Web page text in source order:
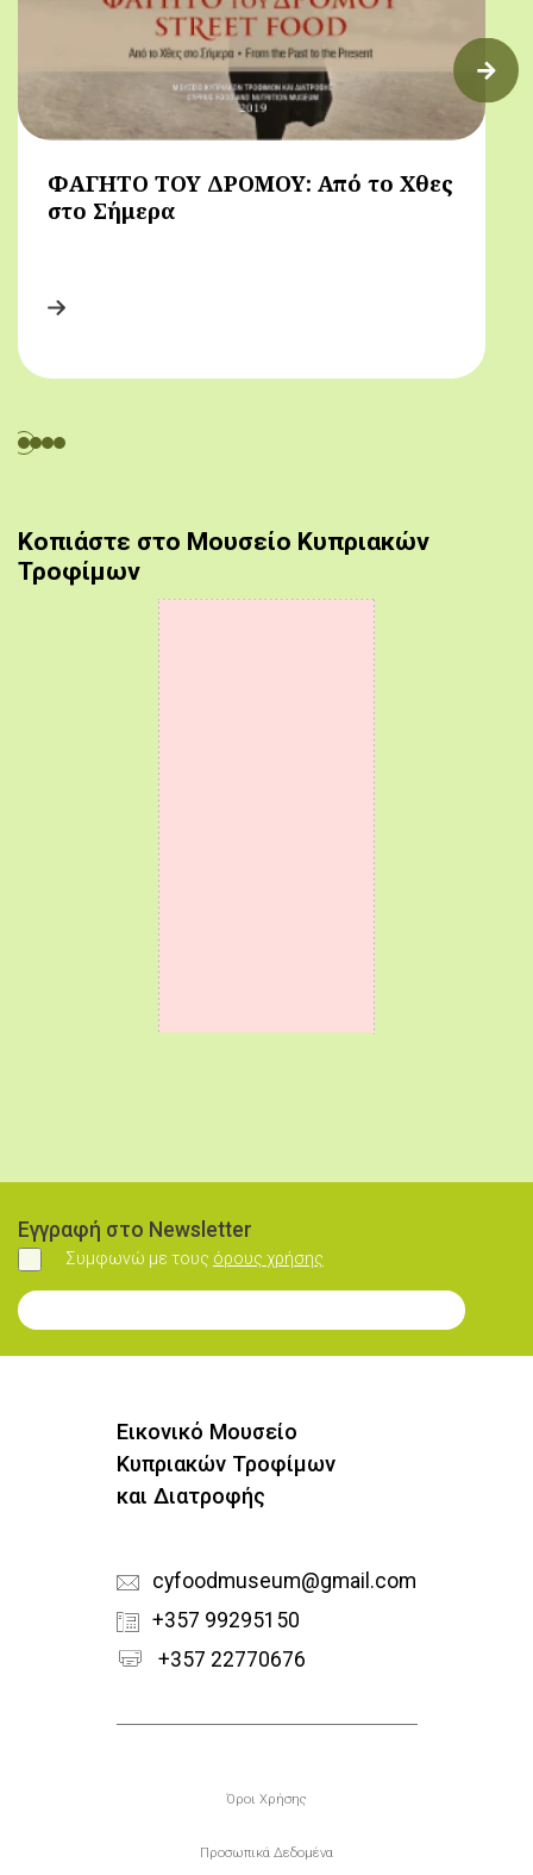
ΦΑΓΗΤΟ ΤΟΥ ΔΡΟΜΟΥ: Από το Χθες
στο Σήμερα
Κοπιάστε στο Μουσείο Κυπριακών
Τροφίμων
Εγγραφή στο Newsletter
Συμφωνώ
Συμφωνώ με τους όρους χρήσης
Εγγραφή στο Newsletter
Εικονικό Μουσείο
Κυπριακών Τροφίμων
και Διατροφής
cyfoodmuseum@gmail.com
+357 99295150
+357 22770676
Υποσέλιδο
Όροι Χρήσης
Προσωπικά Δεδομένα